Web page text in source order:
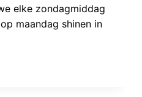
elke zondagmiddag
maandag shinen in